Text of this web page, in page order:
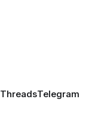
ThreadsTelegram